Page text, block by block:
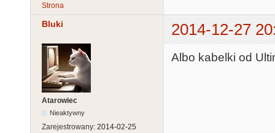
Strona
Bluki 2014-12-27
Atarowiec
Nieaktywny
Zarejestrowany: 2014-02-25
Albo kabelki od